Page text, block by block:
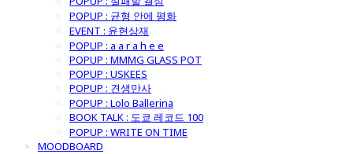
POPUP : 균형 안에 평화
EVENT : 윤현상재
POPUP : a a r a h e e
POPUP : MMMG GLASS POT
POPUP : USKEES
POPUP : 견생만사
POPUP : Lolo Ballerina
BOOK TALK : 도쿄 레코드 100
POPUP : WRITE ON TIME
MOODBOARD